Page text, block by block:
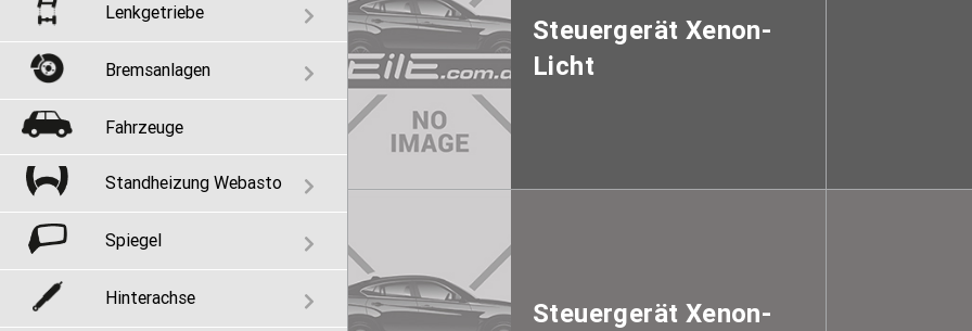
Lenkgetriebe
Bremsanlagen
Fahrzeuge
Standheizung Webasto
Spiegel
Hinterachse
Steuergerät Xenon-
Licht
Steuergerät Xenon-